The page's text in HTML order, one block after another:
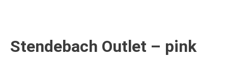
Stendebach Outlet – pink